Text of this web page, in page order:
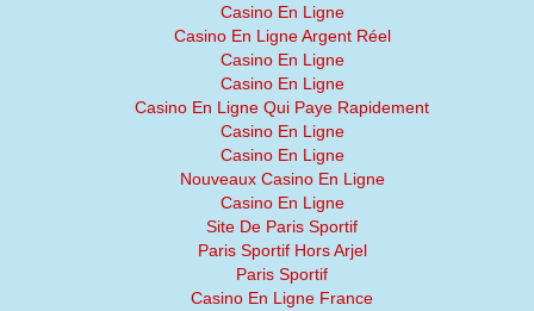
Casino En Ligne
Casino En Ligne Argent Réel
Casino En Ligne
Casino En Ligne
Casino En Ligne Qui Paye Rapidement
Casino En Ligne
Casino En Ligne
Nouveaux Casino En Ligne
Casino En Ligne
Site De Paris Sportif
Paris Sportif Hors Arjel
Paris Sportif
Casino En Ligne France